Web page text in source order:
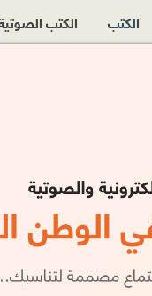
الكتب الكتب